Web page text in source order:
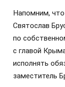
Напомним, что
Святослав
по
с главой
исполнять
заместитель